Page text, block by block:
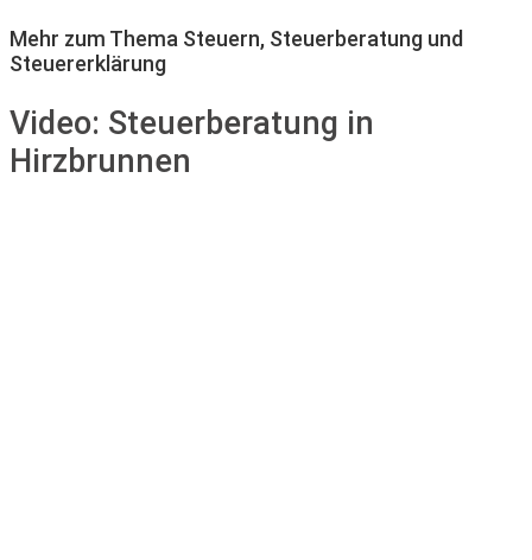
Mehr zum Thema Steuern, Steuerberatung und
Steuererklärung
Video: Steuerberatung in
Hirzbrunnen